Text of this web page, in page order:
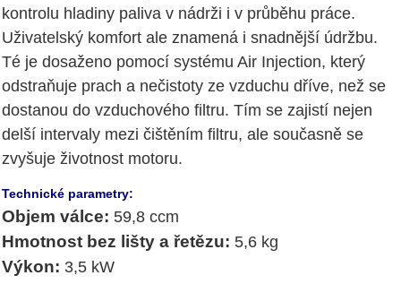
kontrolu hladiny paliva v nádrži i v průběhu práce.
Uživatelský komfort ale znamená i snadnější údržbu.
Té je dosaženo pomocí systému Air Injection, který
odstraňuje prach a nečistoty ze vzduchu dříve, než se
dostanou do vzduchového filtru. Tím se zajistí nejen
delší intervaly mezi čištěním filtru, ale současně se
zvyšuje životnost motoru.
Technické parametry:
Objem válce: 59,8 ccm
Hmotnost bez lišty a řetězu: 5,6 kg
Výkon: 3,5 kW